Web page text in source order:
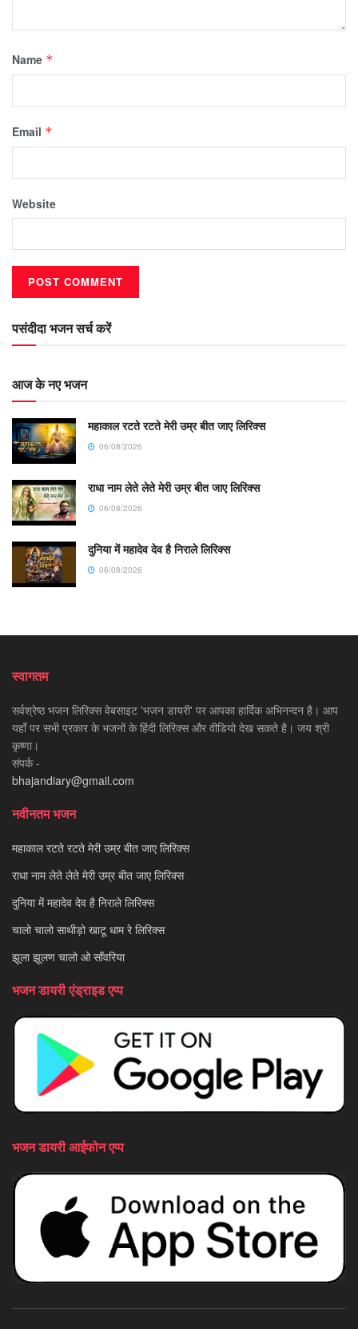
Name *
Email *
Website
पसंदीदा भजन सर्च करें
आज के नए भजन
महाकाल रटते रटते मेरी उम्र बीत जाए लिरिक्स
06/08/2026
राधा नाम लेते लेते मेरी उम्र बीत जाए लिरिक्स
06/08/2026
दुनिया में महादेव देव है निराले लिरिक्स
06/08/2026
स्वागतम
सर्वश्रेष्ठ भजन लिरिक्स वेबसाइट 'भजन डायरी' पर आपका हार्दिक अभिनन्दन है। आप
यहाँ पर सभी प्रकार के भजनों के हिंदी लिरिक्स और वीडियो देख सकते है। जय श्री
कृष्णा।
संपर्क -
bhajandiary@gmail.com
नवीनतम भजन
महाकाल रटते रटते मेरी उम्र बीत जाए लिरिक्स
राधा नाम लेते लेते मेरी उम्र बीत जाए लिरिक्स
दुनिया में महादेव देव है निराले लिरिक्स
चालो चालो साथीड़ो खाटू धाम रे लिरिक्स
झूला झूलण चालो ओ साँवरिया
भजन डायरी एंड्राइड एप्प
भजन डायरी आईफोन एप्प